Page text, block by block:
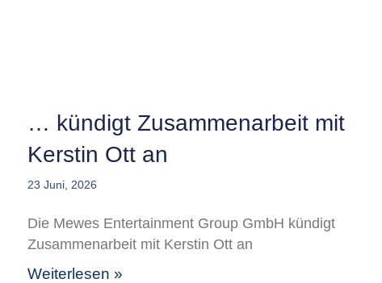
… kündigt Zusammenarbeit mit
Kerstin Ott an
23 Juni, 2026
Die Mewes Entertainment Group GmbH kündigt
Zusammenarbeit mit Kerstin Ott an
Weiterlesen »